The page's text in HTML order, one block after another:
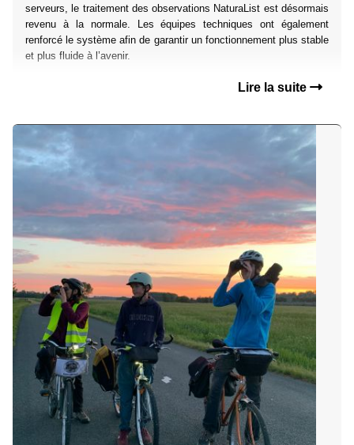
serveurs, le traitement des observations NaturaList est désormais
revenu à la normale. Les équipes techniques ont également
renforcé le système afin de garantir un fonctionnement plus stable
et plus fluide à l’avenir.
Lire la suite